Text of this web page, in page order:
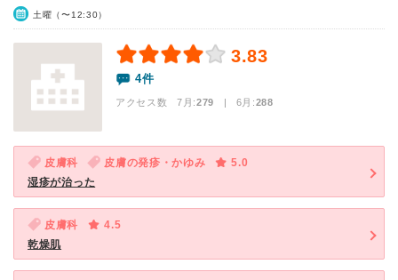
土曜（〜12:30）
3.83
4件
アクセス数 7月:279 | 6月:288
皮膚科 皮膚の発疹・かゆみ
5.0
湿疹が治った
皮膚科
4.5
乾燥肌